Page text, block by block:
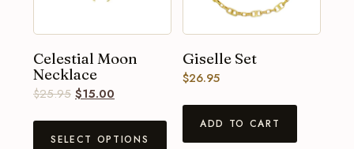
Celestial Moon
Necklace
$25.95 $15.00
SELECT OPTIONS
Giselle Set
$26.95
ADD TO CART